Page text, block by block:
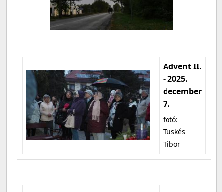
Advent II.
- 2025.
december
7.
fotó:
Tüskés
Tibor